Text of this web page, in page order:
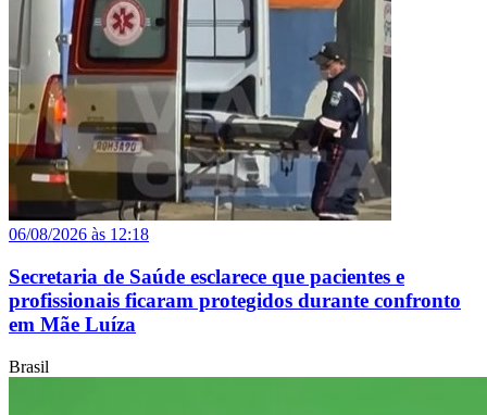
06/08/2026 às 12:18
Secretaria de Saúde esclarece que pacientes e
profissionais ficaram protegidos durante confronto
em Mãe Luíza
Brasil